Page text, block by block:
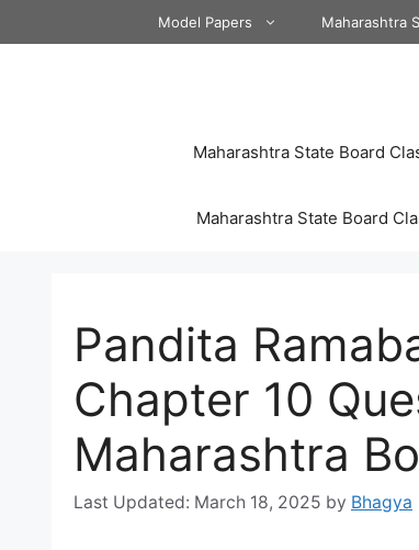
to
Model Papers Maharashtra
Maharashtra State Board
Maharashtra State Board
Pandita
Chapter 10
Maharashtra
March 18, 2025 by Bhagya